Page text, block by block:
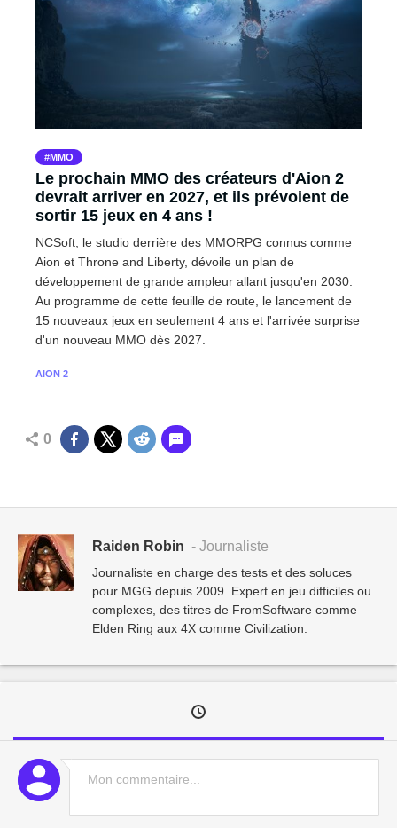
MMO
Le prochain MMO des créateurs d'Aion 2
devrait arriver en 2027, et ils prévoient de
sortir 15 jeux en 4 ans !
NCSoft, le studio derrière des MMORPG connus comme
Aion et Throne and Liberty, dévoile un plan de
développement de grande ampleur allant jusqu'en 2030.
Au programme de cette feuille de route, le lancement de
15 nouveaux jeux en seulement 4 ans et l'arrivée surprise
d'un nouveau MMO dès 2027.
AION 2
0
Raiden Robin - Journaliste
Journaliste en charge des tests et des soluces
pour MGG depuis 2009. Expert en jeu difficiles ou
complexes, des titres de FromSoftware comme
Elden Ring aux 4X comme Civilization.